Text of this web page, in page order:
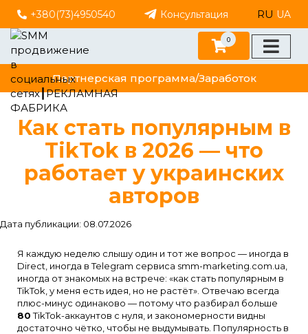
+380(73)4950540 Консультация RU UA
Партнерская программа/Заработок
0
Как стать популярным в
TikTok в 2026 — что
работает у украинских
авторов
Дата публикации: 08.07.2026
Я каждую неделю слышу один и тот же вопрос — иногда в
Direct, иногда в Telegram сервиса smm-marketing.com.ua,
иногда от знакомых на встрече: «как стать популярным в
TikTok, у меня есть идея, но не растёт». Отвечаю всегда
плюс-минус одинаково — потому что разбирал больше
80TikTok-аккаунтов с нуля, и закономерности видны
достаточно чётко, чтобы не выдумывать. Популярность в